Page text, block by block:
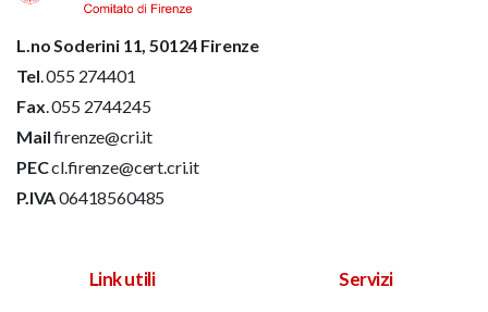
L.no Soderini 11, 50124 Firenze
Tel. 055 274401
Fax. 055 2744245
Mailfirenze@cri.it
PECcl.firenze@cert.cri.it
P.IVA06418560485
Link utili Servizi